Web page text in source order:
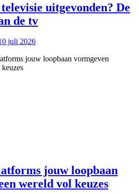
uitgevonden? De
de tv
juli 2026
jouw loopbaan
wereld vol keuzes